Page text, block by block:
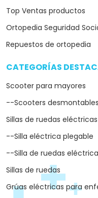
Top Ventas productos
Ortopedia Seguridad
Repuestos de ortopedia
CATEGORÍAS
Scooter para mayores
--Scooters desmontables
Sillas de ruedas eléctricas
--Silla eléctrica plegable
--Silla de ruedas
Sillas de ruedas
Grúas eléctricas para